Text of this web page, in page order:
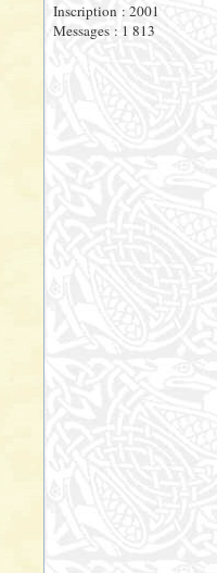
Inscription : 2001
Messages : 1 813